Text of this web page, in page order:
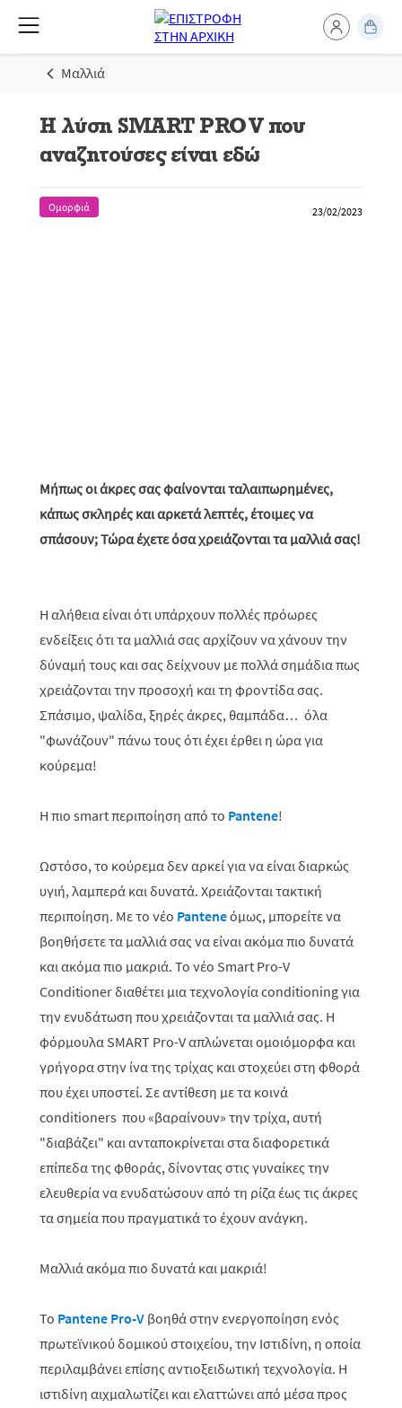
Μαλλιά
Η λύση SMART PRO V που
αναζητούσες είναι εδώ
Ομορφιά 23/02/2023
Μήπως οι άκρες σας φαίνονται ταλαιπωρημένες,
κάπως σκληρές και αρκετά λεπτές, έτοιμες να
σπάσουν; Τώρα έχετε όσα χρειάζονται τα μαλλιά σας!
Η αλήθεια είναι ότι υπάρχουν πολλές πρόωρες
ενδείξεις ότι τα μαλλιά σας αρχίζουν να χάνουν την
δύναμή τους και σας δείχνουν με πολλά σημάδια πως
χρειάζονται την προσοχή και τη φροντίδα σας.
Σπάσιμο, ψαλίδα, ξηρές άκρες, θαμπάδα… όλα
"φωνάζουν" πάνω τους ότι έχει έρθει η ώρα για
κούρεμα!
Η πιο smart περιποίηση από το Pantene!
Ωστόσο, το κούρεμα δεν αρκεί για να είναι διαρκώς
υγιή, λαμπερά και δυνατά. Χρειάζονται τακτική
περιποίηση. Με το νέο Panteneόμως, μπορείτε να
βοηθήσετε τα μαλλιά σας να είναι ακόμα πιο δυνατά
και ακόμα πιο μακριά. Το νέο Smart Pro-V
Conditioner διαθέτει μια τεχνολογία conditioning για
την ενυδάτωση που χρειάζονται τα μαλλιά σας. Η
φόρμουλα SMART Pro-V απλώνεται ομοιόμορφα και
γρήγορα στην ίνα της τρίχας και στοχεύει στη φθορά
που έχει υποστεί. Σε αντίθεση με τα κοινά
conditioners που «βαραίνουν» την τρίχα, αυτή
"διαβάζει" και ανταποκρίνεται στα διαφορετικά
επίπεδα της φθοράς, δίνοντας στις γυναίκες την
ελευθερία να ενυδατώσουν από τη ρίζα έως τις άκρες
τα σημεία που πραγματικά το έχουν ανάγκη.
Μαλλιά ακόμα πιο δυνατά και μακριά!
Το Pantene Pro-V βοηθά στην ενεργοποίηση ενός
πρωτεϊνικού δομικού στοιχείου, την Iστιδίνη, η οποία
περιλαμβάνει επίσης αντιοξειδωτική τεχνολογία. Η
ιστιδίνη αιχμαλωτίζει και ελαττώνει από μέσα προς